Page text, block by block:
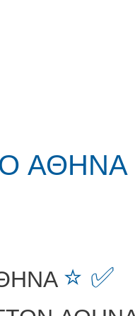
ΑΘΗΝΑ
⭐ ✅